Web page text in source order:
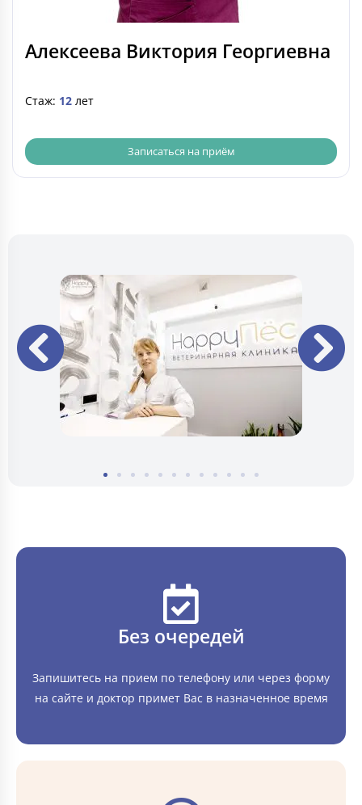
Алексеева Виктория Георгиевна
Стаж: 12 лет
Записаться на приём
Без очередей
Запишитесь на прием по телефону или через форму
на сайте и доктор примет Вас в назначенное время